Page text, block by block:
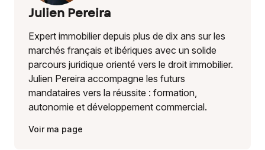
Julien Pereira
Expert immobilier depuis plus de dix ans sur les
marchés français et ibériques avec un solide
parcours juridique orienté vers le droit immobilier.
Julien Pereira accompagne les futurs
mandataires vers la réussite : formation,
autonomie et développement commercial.
Voir ma page